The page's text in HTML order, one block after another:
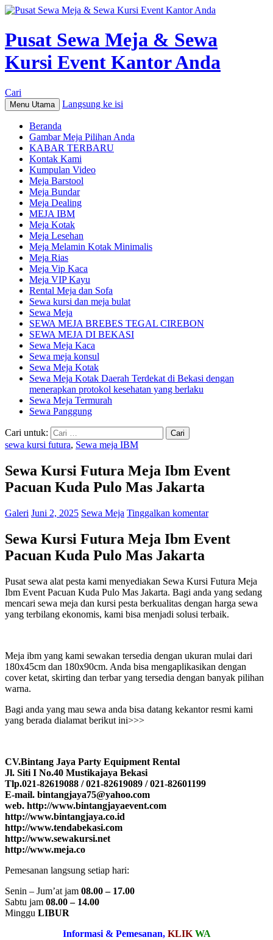
Pusat Sewa Meja & Sewa
Kursi Event Kantor Anda
Cari
Menu Utama Langsung ke isi
Beranda
Gambar Meja Pilihan Anda
KABAR TERBARU
Kontak Kami
Kumpulan Video
Meja Barstool
Meja Bundar
Meja Dealing
MEJA IBM
Meja Kotak
Meja Lesehan
Meja Melamin Kotak Minimalis
Meja Rias
Meja Vip Kaca
Meja VIP Kayu
Rental Meja dan Sofa
Sewa kursi dan meja bulat
Sewa Meja
SEWA MEJA BREBES TEGAL CIREBON
SEWA MEJA DI BEKASI
Sewa Meja Kaca
Sewa meja konsul
Sewa Meja Kotak
Sewa Meja Kotak Daerah Terdekat di Bekasi dengan
menerapkan protokol kesehatan yang berlaku
Sewa Meja Termurah
Sewa Panggung
Cari untuk:
sewa kursi futura, Sewa meja IBM
Sewa Kursi Futura Meja Ibm Event
Pacuan Kuda Pulo Mas Jakarta
Galeri Juni 2, 2025 Sewa Meja Tinggalkan komentar
Sewa Kursi Futura Meja Ibm Event
Pacuan Kuda Pulo Mas Jakarta
Pusat sewa alat pesta kami menyediakan Sewa Kursi Futura Meja
Ibm Event Pacuan Kuda Pulo Mas Jakarta. Bagi anda yang sedang
mencari sewa meja dan kursi pesta berkualitas dengan harga sewa
yang terbilang ekonomis, kami bisa menjadi solusi terbaik.
Meja ibm yang kami sewakan tersedia dengan ukuran mulai dari
180x45cm dan 180x90cm. Anda bisa mengaplikasikan dengan
cover ketat, skirting dan terbar yang tersedia dengan banyak pilihan
warna.
Bagi anda yang mau sewa anda bisa datang kekantor resmi kami
yang berada dialamat berikut ini>>>
CV.Bintang Jaya Party Equipment Rental
Jl. Siti I No.40 Mustikajaya Bekasi
Tlp.021-82619088 / 021-82619089 / 021-82601199
E-mail. bintangjaya75@yahoo.com
web. http://www.bintangjayaevent.com
http://www.bintangjaya.co.id
http://www.tendabekasi.com
http://www.sewakursi.net
http://www.meja.co
Pemesanan langsung setiap hari:
Senin – Jum’at jam 08.00 – 17.00
Sabtu jam 08.00 – 14.00
Minggu LIBUR
Informasi & Pemesanan, KLIK WA